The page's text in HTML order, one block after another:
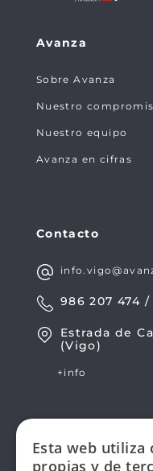
Avanza
Sobre Avanza
Nuestro
Nuestro equipo
Avanza en cifras
Contacto
986 207 474 /
Estrada de
(Vigo)
+info
Esta web utiliza
propias y de